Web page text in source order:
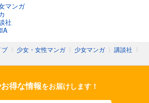
マンガ
社
ブ 〉 少女・女性マンガ 〉 少女マンガ 〉 講談社 〉
得な情報をお届けします！